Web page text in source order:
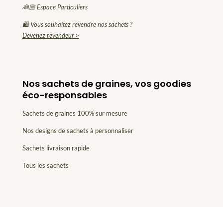
👰🏼 Espace Particuliers
🛍 Vous souhaitez revendre nos sachets ?
Devenez revendeur >
Nos sachets de graines, vos goodies
éco-responsables
Sachets de graines 100% sur mesure
Nos designs de sachets à personnaliser
Sachets livraison rapide
Tous les sachets